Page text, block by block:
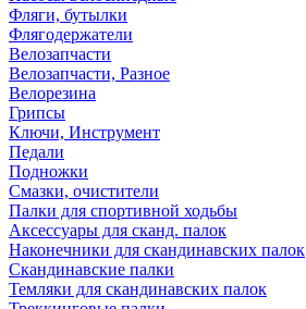
Фляги, бутылки
Флягодержатели
Велозапчасти
Велозапчасти, Разное
Велорезина
Грипсы
Ключи, Инструмент
Педали
Подножки
Смазки, очистители
Палки для спортивной ходьбы
Аксессуары для сканд. палок
Наконечники для скандинавских палок
Скандинавские палки
Темляки для скандинавских палок